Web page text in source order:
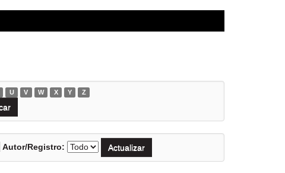
U V W X Y Z
Autor/Registro: